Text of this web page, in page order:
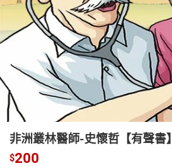
日本購物 電子/紙本書
HOT
非洲叢林醫師-史懷哲【有聲書】
$200